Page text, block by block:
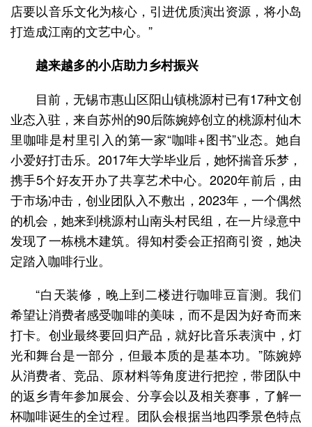
店要以音乐文化为核心，引进优质演出资源，将小岛
打造成江南的文艺中心。”
越来越多的小店助力乡村振兴
目前，无锡市惠山区阳山镇桃源村已有17种文创
业态入驻，来自苏州的90后陈婉婷创立的桃源村仙木
里咖啡是村里引入的第一家“咖啡+图书”业态。她自
小爱好打击乐。2017年大学毕业后，她怀揣音乐梦，
携手5个好友开办了共享艺术中心。2020年前后，由
于市场冲击，创业团队入不敷出，2023年，一个偶然
的机会，她来到桃源村山南头村民组，在一片绿意中
发现了一栋桃木建筑。得知村委会正招商引资，她决
定踏入咖啡行业。
“白天装修，晚上到二楼进行咖啡豆盲测。我们
希望让消费者感受咖啡的美味，而不是因为好奇而来
打卡。创业最终要回归产品，就好比音乐表演中，灯
光和舞台是一部分，但最本质的是基本功。”陈婉婷
从消费者、竞品、原材料等角度进行把控，带团队中
的返乡青年参加展会、分享会以及相关赛事，了解一
杯咖啡诞生的全过程。团队会根据当地四季景色特点